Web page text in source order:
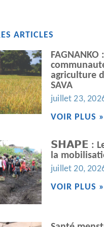
ARTICLES
agriculture
SAVA
juillet 23,
VOIR PLUS »
𝗦𝗛𝗔𝗣𝗘 : Le
la
juillet 20,
VOIR PLUS »